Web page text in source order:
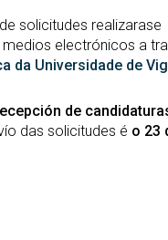
solicitudes realizarase
electrónicos a
da Universidade de
de
das solicitudes é o 23